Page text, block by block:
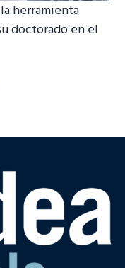
herramienta
doctorado en el